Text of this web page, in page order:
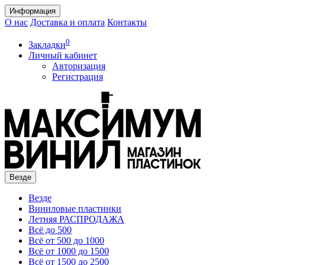
Информация
О нас Доставка и оплата Контакты
Закладки0
Личный кабинет
Авторизация
Регистрация
Везде
Везде
Виниловые пластинки
Летняя РАСПРОДАЖА
Всё до 500
Всё от 500 до 1000
Всё от 1000 до 1500
Всё от 1500 до 2500